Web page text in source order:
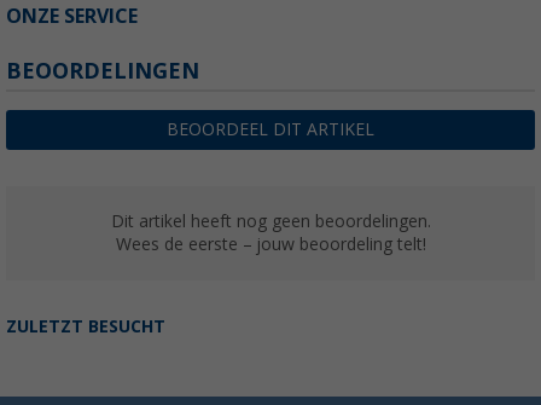
ONZE SERVICE
BEOORDELINGEN
BEOORDEEL DIT ARTIKEL
Dit artikel heeft nog geen beoordelingen.
Wees de eerste – jouw beoordeling telt!
ZULETZT BESUCHT